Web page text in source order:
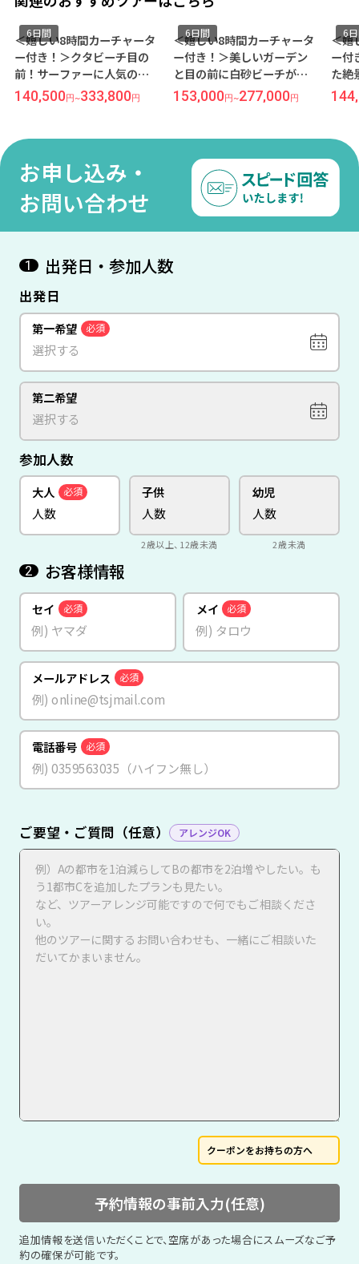
＜嬉しい8時間カーチャータ
ー付き！＞クタビーチ目の
前！サーファーに人気の
『グランド イスタナ ラマ』
宿泊【往復日本語送迎付
×フィリピン航空乗継便利
6日間
140,500円~333,800円
＜嬉しい8時間カーチャータ
ー付き！＞美しいガーデン
と目の前に白砂ビーチが広
がる老舗大型リゾート『ア
ヨディア リゾート』宿泊
リ島 6日間-成田発着×マレ
ーシア航空利用-
6日間
153,000円~277,000円
＜嬉
ー付
た絶
ワト
【
リ島
ーシ
6
お申し込み・
お問い合わせ
1 出発日・参加人数
出発日
第一希望 必須
第二希望
参加人数
大人 必須 子供
2歳以上、12歳未満
幼児
2歳未満
2 お客様情報
セイ 必須 メイ 必須
メールアドレス 必須
電話番号 必須
ご要望・ご質問（任意） アレンジOK
クーポンをお持ちの方へ
予約情報の事前入力(任意)
追加情報を送信いただくことで、空席があった場合にスムーズなご予
約の確保が可能です。